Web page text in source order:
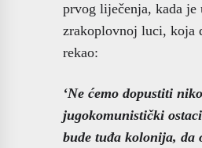
prvog liječenja, kada je
zrakoplovnoj luci, koja
rekao:
‘Ne ćemo dopustiti
jugokomunistički
bude tuđa kolonija, da